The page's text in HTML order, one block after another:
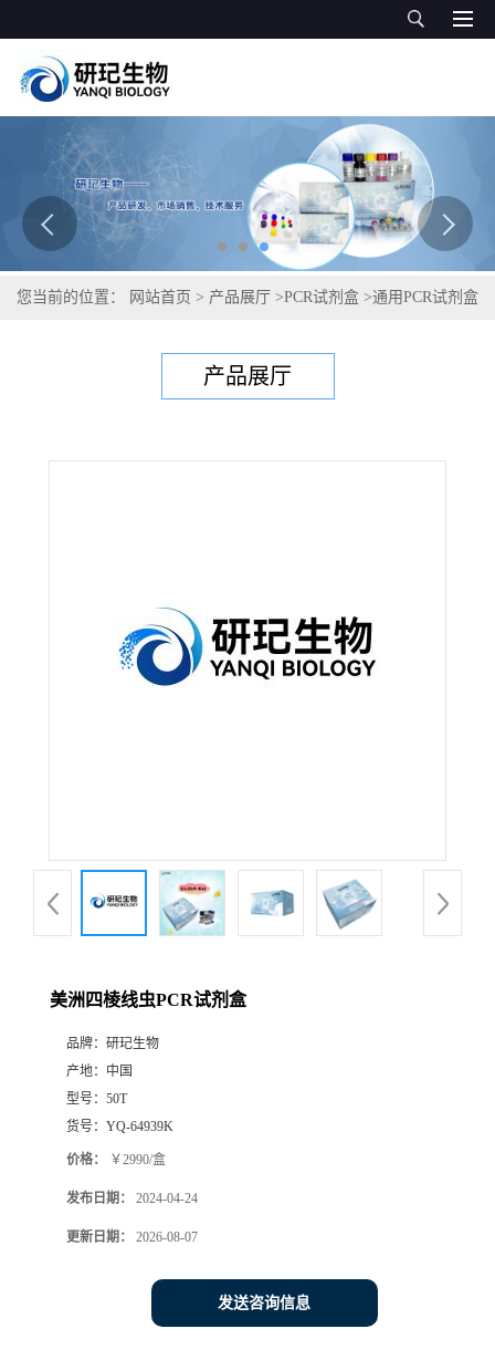
您当前的位置： 网站首页 > 产品展厅 >PCR试剂盒 >通用PCR试剂盒
产品展厅
美洲四棱线虫PCR试剂盒
品牌： 研玘生物
产地： 中国
型号： 50T
货号： YQ-64939K
价格： ￥2990/盒
发布日期： 2024-04-24
更新日期： 2026-08-07
发送咨询信息